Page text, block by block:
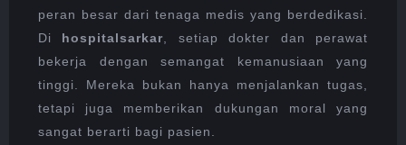
peran besar dari tenaga medis yang berdedikasi.
Di hospitalsarkar, setiap dokter dan perawat
bekerja dengan semangat kemanusiaan yang
tinggi. Mereka bukan hanya menjalankan tugas,
tetapi juga memberikan dukungan moral yang
sangat berarti bagi pasien.